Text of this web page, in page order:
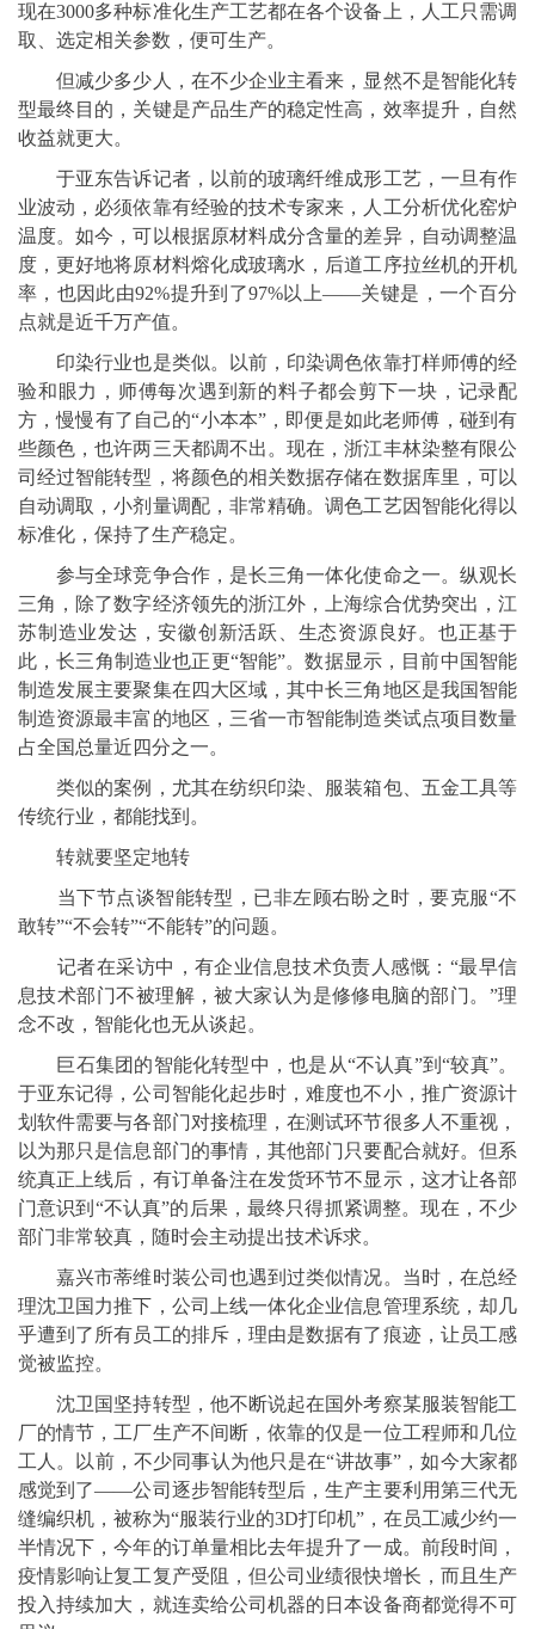
现在3000多种标准化生产工艺都在各个设备上，人工只需调
取、选定相关参数，便可生产。
但减少多少人，在不少企业主看来，显然不是智能化转
型最终目的，关键是产品生产的稳定性高，效率提升，自然
收益就更大。
于亚东告诉记者，以前的玻璃纤维成形工艺，一旦有作
业波动，必须依靠有经验的技术专家来，人工分析优化窑炉
温度。如今，可以根据原材料成分含量的差异，自动调整温
度，更好地将原材料熔化成玻璃水，后道工序拉丝机的开机
率，也因此由92%提升到了97%以上——关键是，一个百分
点就是近千万产值。
印染行业也是类似。以前，印染调色依靠打样师傅的经
验和眼力，师傅每次遇到新的料子都会剪下一块，记录配
方，慢慢有了自己的“小本本”，即便是如此老师傅，碰到有
些颜色，也许两三天都调不出。现在，浙江丰林染整有限公
司经过智能转型，将颜色的相关数据存储在数据库里，可以
自动调取，小剂量调配，非常精确。调色工艺因智能化得以
标准化，保持了生产稳定。
参与全球竞争合作，是长三角一体化使命之一。纵观长
三角，除了数字经济领先的浙江外，上海综合优势突出，江
苏制造业发达，安徽创新活跃、生态资源良好。也正基于
此，长三角制造业也正更“智能”。数据显示，目前中国智能
制造发展主要聚集在四大区域，其中长三角地区是我国智能
制造资源最丰富的地区，三省一市智能制造类试点项目数量
占全国总量近四分之一。
类似的案例，尤其在纺织印染、服装箱包、五金工具等
传统行业，都能找到。
转就要坚定地转
当下节点谈智能转型，已非左顾右盼之时，要克服“不
敢转”“不会转”“不能转”的问题。
记者在采访中，有企业信息技术负责人感慨：“最早信
息技术部门不被理解，被大家认为是修修电脑的部门。”理
念不改，智能化也无从谈起。
巨石集团的智能化转型中，也是从“不认真”到“较真”。
于亚东记得，公司智能化起步时，难度也不小，推广资源计
划软件需要与各部门对接梳理，在测试环节很多人不重视，
以为那只是信息部门的事情，其他部门只要配合就好。但系
统真正上线后，有订单备注在发货环节不显示，这才让各部
门意识到“不认真”的后果，最终只得抓紧调整。现在，不少
部门非常较真，随时会主动提出技术诉求。
嘉兴市蒂维时装公司也遇到过类似情况。当时，在总经
理沈卫国力推下，公司上线一体化企业信息管理系统，却几
乎遭到了所有员工的排斥，理由是数据有了痕迹，让员工感
觉被监控。
沈卫国坚持转型，他不断说起在国外考察某服装智能工
厂的情节，工厂生产不间断，依靠的仅是一位工程师和几位
工人。以前，不少同事认为他只是在“讲故事”，如今大家都
感觉到了——公司逐步智能转型后，生产主要利用第三代无
缝编织机，被称为“服装行业的3D打印机”，在员工减少约一
半情况下，今年的订单量相比去年提升了一成。前段时间，
疫情影响让复工复产受阻，但公司业绩很快增长，而且生产
投入持续加大，就连卖给公司机器的日本设备商都觉得不可